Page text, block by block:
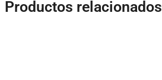
Productos relacionados